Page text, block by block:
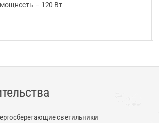
– 120 Вт
светильники